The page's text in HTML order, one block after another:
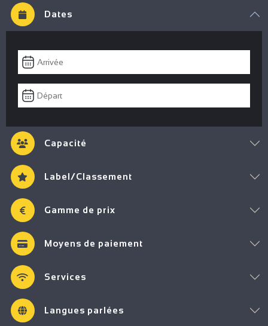
Dates
Capacité
Label/Classement
Gamme de prix
Moyens de paiement
Services
Langues parlées